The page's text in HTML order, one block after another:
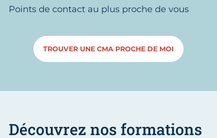
Points de contact au plus proche de vous
TROUVER UNE CMA PROCHE DE MOI
Découvrez nos formations